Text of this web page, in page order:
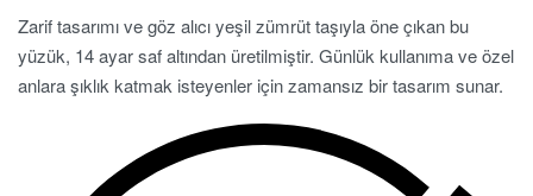
Zarif tasarımı ve göz alıcı yeşil zümrüt taşıyla öne çıkan bu
yüzük, 14 ayar saf altından üretilmiştir. Günlük kullanıma ve özel
anlara şıklık katmak isteyenler için zamansız bir tasarım sunar.